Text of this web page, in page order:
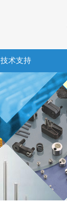
技术支持